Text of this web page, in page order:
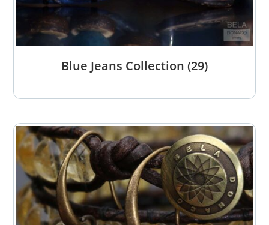
Blue Jeans Collection (29)